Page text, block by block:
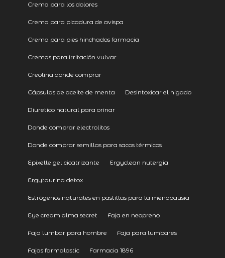
Crema para los dolores
Crema para picadura de avispa
Crema para pies hinchados farmacia
Cremas para irritación vulvar
Creolina donde comprar
Cápsulas de aceite de menta Desintoxicar el higado
Diuretico natural para orinar
Donde comprar electrolitos
Donde comprar semillas para sacos térmicos
Epixelle gel cicatrizante Ergyclean nutergia
Ergytaurina detox
Estrógenos naturales en pastillas para la menopausia
Eye cream alma secret Faja en neopreno
Faja lumbar para hombre Faja para lumbares
Fajas farmalastic Farmacia 1896